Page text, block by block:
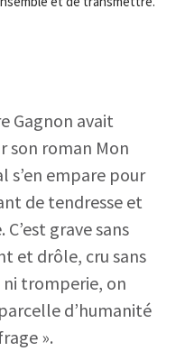
Gagnon avait
son roman Mon
s’en empare pour
de tendresse et
grave sans
et drôle, cru sans
ni tromperie, on
d’humanité
».